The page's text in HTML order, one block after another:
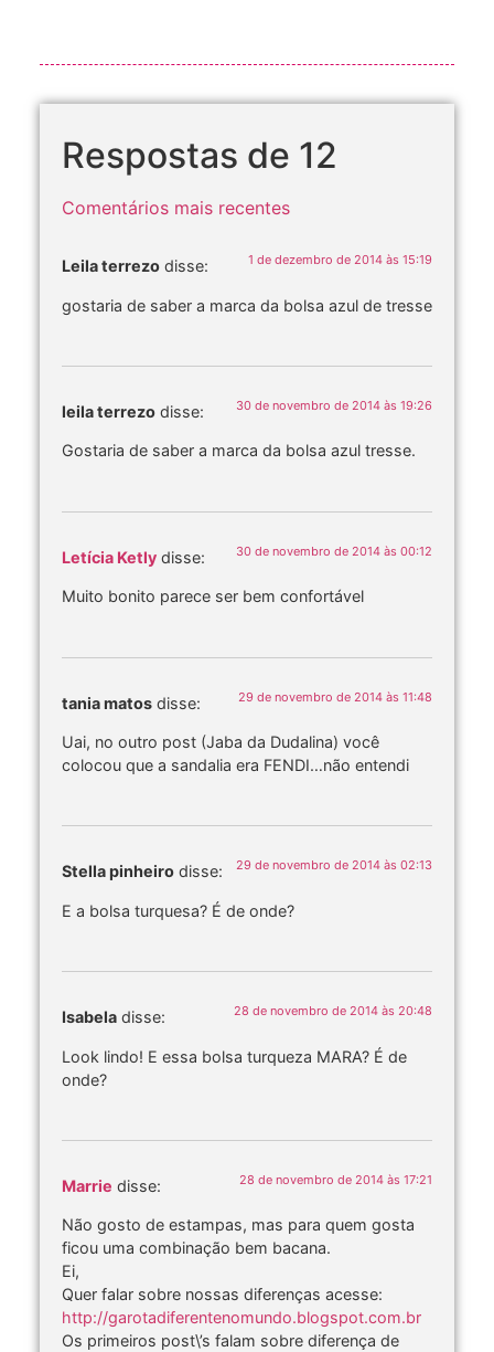
Respostas de 12
Comentários mais recentes
Leila terrezo disse: 1 de dezembro de 2014 às 15:19
gostaria de saber a marca da bolsa azul de tresse
leila terrezo disse: 30 de novembro de 2014 às 19:26
Gostaria de saber a marca da bolsa azul tresse.
Letícia Ketly disse: 30 de novembro de 2014 às 00:12
Muito bonito parece ser bem confortável
tania matos disse: 29 de novembro de 2014 às 11:48
Uai, no outro post (Jaba da Dudalina) você
colocou que a sandalia era FENDI…não entendi
Stella pinheiro disse: 29 de novembro de 2014 às 02:13
E a bolsa turquesa? É de onde?
Isabela disse: 28 de novembro de 2014 às 20:48
Look lindo! E essa bolsa turqueza MARA? É de
onde?
Marrie disse: 28 de novembro de 2014 às 17:21
Não gosto de estampas, mas para quem gosta
ficou uma combinação bem bacana.
Ei,
Quer falar sobre nossas diferenças acesse:
http://garotadiferentenomundo.blogspot.com.br
Os primeiros post\’s falam sobre diferença de